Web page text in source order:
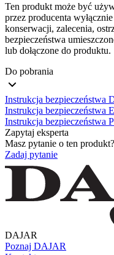
Ten produkt może być
przez producenta
konserwacji, zalecenia,
bezpieczeństwa
lub dołączone do produktu.
Do pobrania
Instrukcja bezpieczeństwa
Instrukcja bezpieczeństwa
Instrukcja bezpieczeństwa
Zapytaj eksperta
Masz pytanie o ten produkt?
Zadaj pytanie
DAJAR
Poznaj DAJAR